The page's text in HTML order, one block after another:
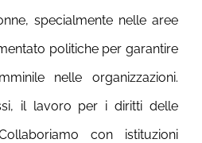
specialmente nelle aree
politiche per garantire
nelle organizzazioni.
il lavoro per i diritti delle
con istituzioni